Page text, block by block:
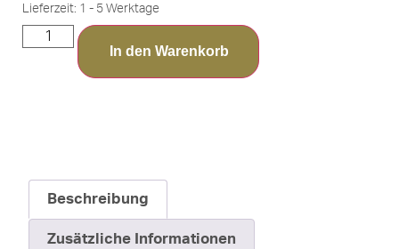
Lieferzeit: 1 - 5 Werktage
In den Warenkorb
Beschreibung
Zusätzliche Informationen